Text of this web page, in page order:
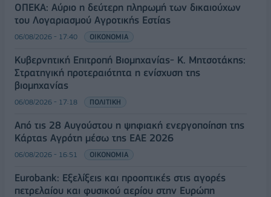
ΟΠΕΚΑ: Αύριο η δεύτερη πληρωμή των δικαιούχων
του Λογαριασμού Αγροτικής Εστίας
06/08/2026 - 17:40 ΟΙΚΟΝΟΜΙΑ
Κυβερνητική Επιτροπή Βιομηχανίας- Κ. Μητσοτάκης:
Στρατηγική προτεραιότητα η ενίσχυση της
βιομηχανίας
06/08/2026 - 17:18 ΠΟΛΙΤΙΚΗ
Από τις 28 Αυγούστου η ψηφιακή ενεργοποίηση της
Κάρτας Αγρότη μέσω της ΕΑΕ 2026
06/08/2026 - 16:51 ΟΙΚΟΝΟΜΙΑ
Eurobank: Εξελίξεις και προοπτικές στις αγορές
πετρελαίου και φυσικού αερίου στην Ευρώπη